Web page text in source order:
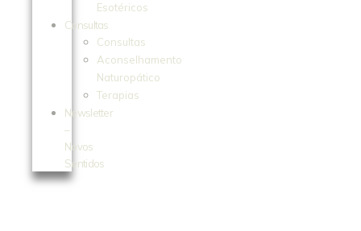
Esotéricos
Consultas
Consultas
Aconselhamento
Naturopático
Terapias
Newsletter
–
Novos
Sentidos